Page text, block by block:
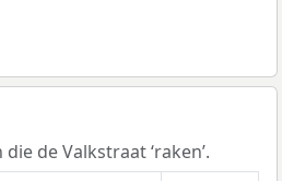
de Valkstraat ‘raken’.